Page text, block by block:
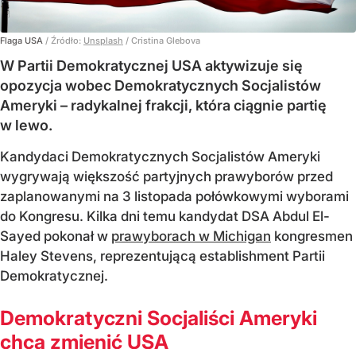
Flaga USA / Źródło: Unsplash / Cristina Glebova
W Partii Demokratycznej USA aktywizuje się
opozycja wobec Demokratycznych Socjalistów
Ameryki – radykalnej frakcji, która ciągnie partię
w lewo.
Kandydaci Demokratycznych Socjalistów Ameryki
wygrywają większość partyjnych prawyborów przed
zaplanowanymi na 3 listopada połówkowymi wyborami
do Kongresu. Kilka dni temu kandydat DSA Abdul El-
Sayed pokonał w prawyborach w Michigan kongresmen
Haley Stevens, reprezentującą establishment Partii
Demokratycznej.
Demokratyczni Socjaliści Ameryki
chcą zmienić USA